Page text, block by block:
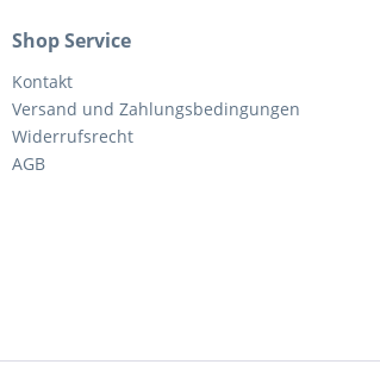
Shop Service
Kontakt
Versand und Zahlungsbedingungen
Widerrufsrecht
AGB